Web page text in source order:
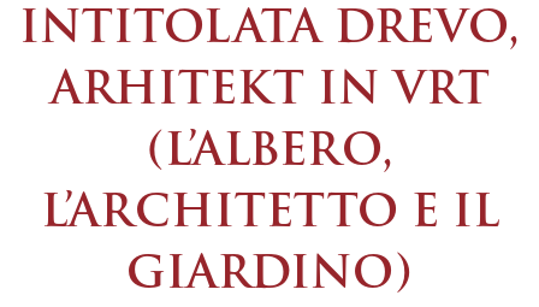
INTITOLATA DREVO,
ARHITEKT IN VRT
(L’ALBERO,
L’ARCHITETTO E IL
GIARDINO)